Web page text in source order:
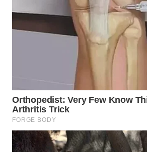
WN
NIAS
WN
LANGKAT